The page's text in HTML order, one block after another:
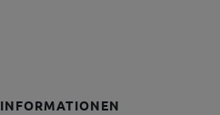
INFORMATIONEN